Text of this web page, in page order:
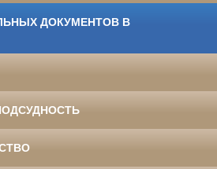
ДОКУМЕНТОВ В